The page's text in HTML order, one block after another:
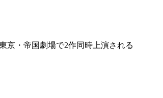
京・帝国劇場で2作同時上演される